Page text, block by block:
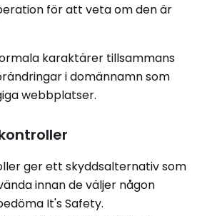
för att veta om den är
karaktärer tillsammans
i domännamn som
webbplatser.
ger ett skyddsalternativ som
innan de väljer någon
It's Safety.